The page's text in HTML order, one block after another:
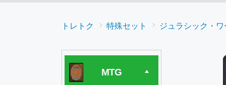
トレトク 特殊セット ジュラシック・
MTG